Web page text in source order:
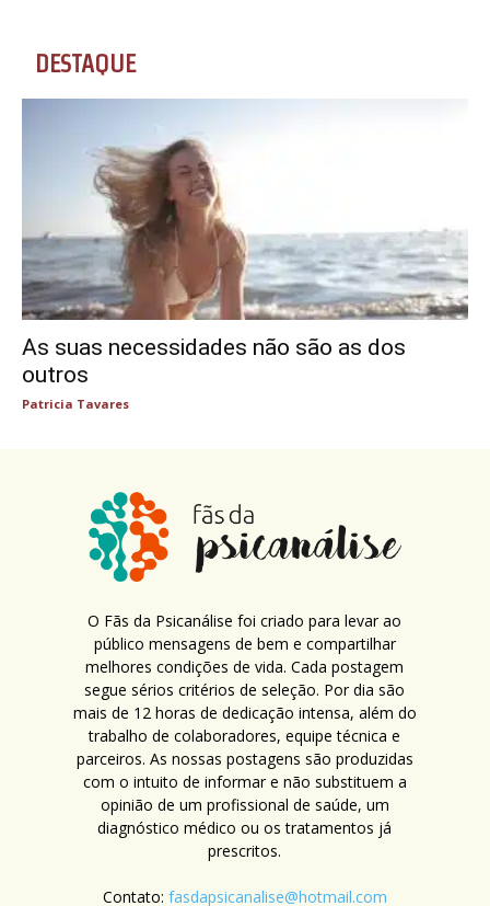
DESTAQUE
As suas necessidades não são as dos
outros
Patricia Tavares
O Fãs da Psicanálise foi criado para levar ao
público mensagens de bem e compartilhar
melhores condições de vida. Cada postagem
segue sérios critérios de seleção. Por dia são
mais de 12 horas de dedicação intensa, além do
trabalho de colaboradores, equipe técnica e
parceiros. As nossas postagens são produzidas
com o intuito de informar e não substituem a
opinião de um profissional de saúde, um
diagnóstico médico ou os tratamentos já
prescritos.
Contato: fasdapsicanalise@hotmail.com